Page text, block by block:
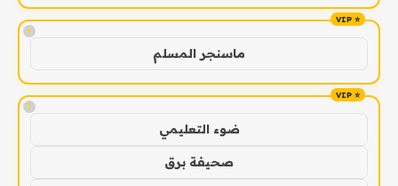
!
ماسنجر المسلم
!
ضوء التعليمي
صحيفة برق